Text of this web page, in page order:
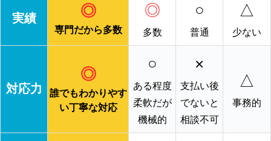
実績 ◎
専門だから多数
◎
多数
○
普通
△
少ない
対応力
◎
誰でもわかりやす
い丁寧な対応
○
ある程度
柔軟だが
機械的
×
支払い後
でないと
相談不可
△
事務的